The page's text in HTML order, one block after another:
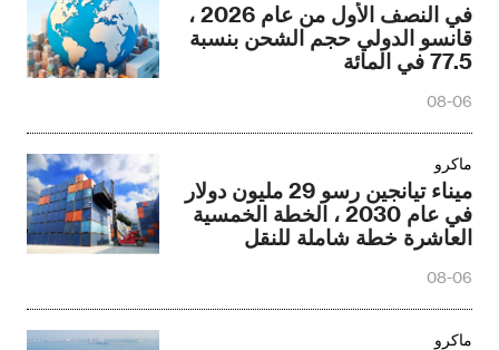
في النصف الأول من عام 2026 ،
قانسو الدولي حجم الشحن بنسبة
77.5 في المائة
08-06
ماكرو
ميناء تيانجين رسو 29 مليون دولار
في عام 2030 ، الخطة الخمسية
العاشرة خطة شاملة للنقل
08-06
ماكرو